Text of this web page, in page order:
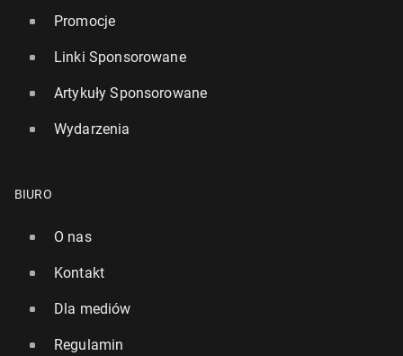
Promocje
Linki Sponsorowane
Artykuły Sponsorowane
Wydarzenia
BIURO
O nas
Kontakt
Dla mediów
Regulamin